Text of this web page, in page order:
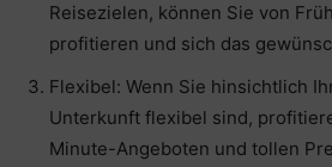
Reisezielen, können Sie von
profitieren und sich das
Flexibel: Wenn Sie hinsichtlich
Unterkunft flexibel sind,
Minute-Angeboten und tollen